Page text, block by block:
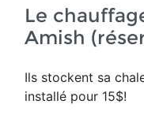
Le
Amish
Ils stockent sa
installé pour 15$!